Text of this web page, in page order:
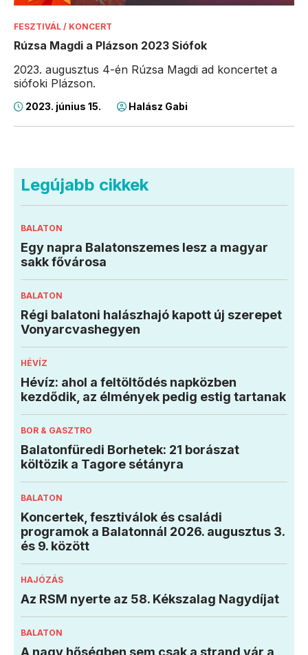
FESZTIVÁL / KONCERT
Rúzsa Magdi a Plázson 2023 Siófok
2023. augusztus 4-én Rúzsa Magdi ad koncertet a
siófoki Plázson.
2023. június 15. Halász Gabi
Legújabb cikkek
BALATON
Egy napra Balatonszemes lesz a magyar
sakk fővárosa
BALATON
Régi balatoni halászhajó kapott új szerepet
Vonyarcvashegyen
HÉVÍZ
Hévíz: ahol a feltöltődés napközben
kezdődik, az élmények pedig estig tartanak
BOR & GASZTRO
Balatonfüredi Borhetek: 21 borászat
költözik a Tagore sétányra
BALATON
Koncertek, fesztiválok és családi
programok a Balatonnál 2026. augusztus 3.
és 9. között
HAJÓZÁS
Az RSM nyerte az 58. Kékszalag Nagydíjat
BALATON
A nagy hőségben sem csak a strand vár a